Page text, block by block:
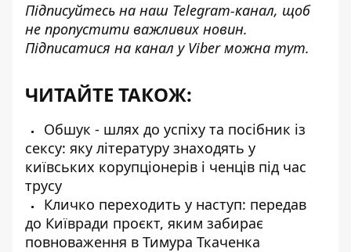
Підписуйтесь на наш Telegram-канал, щоб
не пропустити важливих новин.
Підписатися на канал у Viber можна тут.
ЧИТАЙТЕ ТАКОЖ:
Обшук - шлях до успіху та посібник із
сексу: яку літературу знаходять у
київських корупціонерів і ченців під час
трусу
Кличко переходить у наступ: передав
до Київради проєкт, яким забирає
повноваження в Тимура Ткаченка